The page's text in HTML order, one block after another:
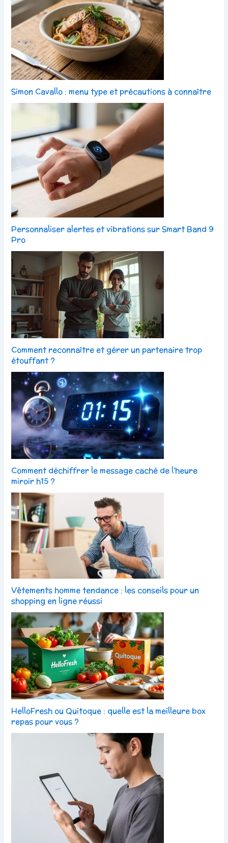
Simon Cavallo : menu type et précautions à connaître
Personnaliser alertes et vibrations sur Smart Band 9
Pro
Comment reconnaître et gérer un partenaire trop
étouffant ?
Comment déchiffrer le message caché de l’heure
miroir h15 ?
Vêtements homme tendance : les conseils pour un
shopping en ligne réussi
HelloFresh ou Quitoque : quelle est la meilleure box
repas pour vous ?